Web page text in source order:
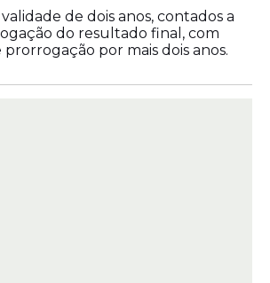
de dois anos, contados a
do resultado final, com
prorrogação por mais dois anos.